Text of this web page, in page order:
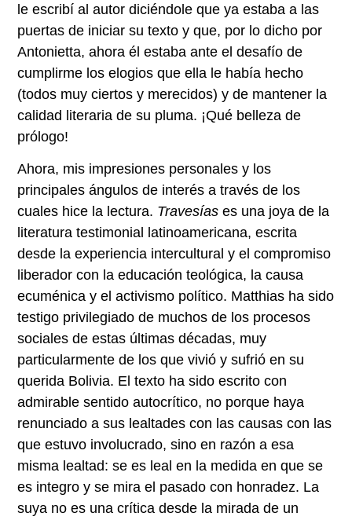
le escribí al autor diciéndole que ya estaba a las
puertas de iniciar su texto y que, por lo dicho por
Antonietta, ahora él estaba ante el desafío de
cumplirme los elogios que ella le había hecho
(todos muy ciertos y merecidos) y de mantener la
calidad literaria de su pluma. ¡Qué belleza de
prólogo!
Ahora, mis impresiones personales y los
principales ángulos de interés a través de los
cuales hice la lectura. Travesías es una joya de la
literatura testimonial latinoamericana, escrita
desde la experiencia intercultural y el compromiso
liberador con la educación teológica, la causa
ecuménica y el activismo político. Matthias ha sido
testigo privilegiado de muchos de los procesos
sociales de estas últimas décadas, muy
particularmente de los que vivió y sufrió en su
querida Bolivia. El texto ha sido escrito con
admirable sentido autocrítico, no porque haya
renunciado a sus lealtades con las causas con las
que estuvo involucrado, sino en razón a esa
misma lealtad: se es leal en la medida en que se
es integro y se mira el pasado con honradez. La
suya no es una crítica desde la mirada de un